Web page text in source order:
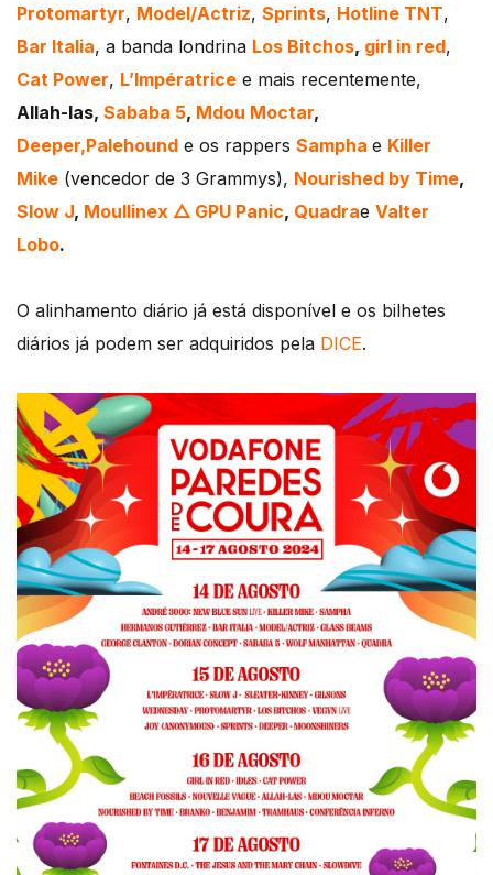
Protomartyr, Model/Actriz, Sprints, Hotline TNT,
Bar Italia, a banda londrina Los Bitchos, girl in red,
Cat Power, L’Impératrice e mais recentemente,
Allah-las, Sababa 5, Mdou Moctar,
Deeper,Palehound e os rappers Sampha e Killer
Mike (vencedor de 3 Grammys), Nourished by Time,
Slow J, Moullinex △ GPU Panic, Quadrae Valter
Lobo.
O alinhamento diário já está disponível e os bilhetes
diários já podem ser adquiridos pela DICE.